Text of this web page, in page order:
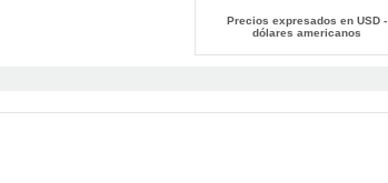
Precios expresados en USD -
dólares americanos